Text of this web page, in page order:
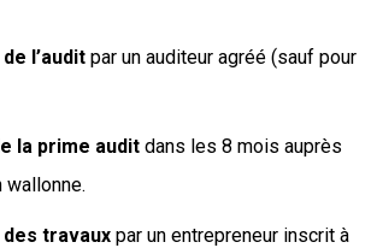
l’audit par un auditeur agréé (sauf pour
la prime audit dans les 8 mois auprès
wallonne.
travaux par un entrepreneur inscrit à